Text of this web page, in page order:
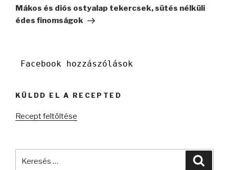
bejegyzés
Mákos és diós ostyalap tekercsek, sütés nélküli
édes finomságok
Facebook hozzászólások
KÜLDD EL A RECEPTED
Recept feltöltése